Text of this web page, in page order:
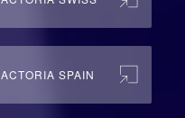
ACTORIA SPAIN